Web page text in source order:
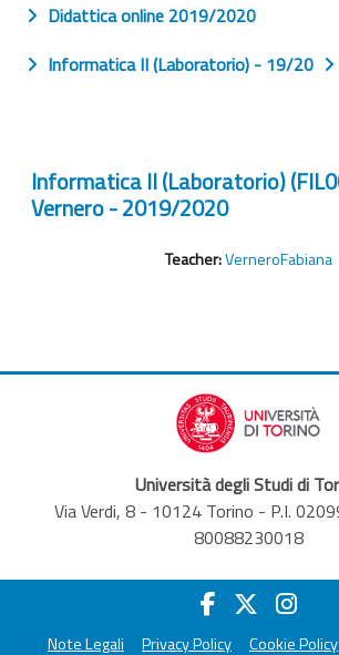
Didattica online 2019/2020
Informatica II (Laboratorio) - 19/20
Informatica II (Laboratorio)
Vernero - 2019/2020
Teacher:VerneroFabiana
Università degli Studi di
Via Verdi, 8 - 10124 Torino - P.I.
80088230018
Note Legali Privacy Policy Cookie Policy